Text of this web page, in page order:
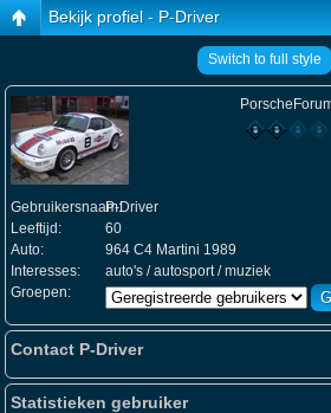
Bekijk profiel - P-Driver
Switch to full style
Gebruikersnaam:P-Driver
Leeftijd:
60
Auto:
964 C4 Martini 1989
Interesses:
auto's / autosport / muziek
Groepen:
Contact P-Driver
Statistieken gebruiker